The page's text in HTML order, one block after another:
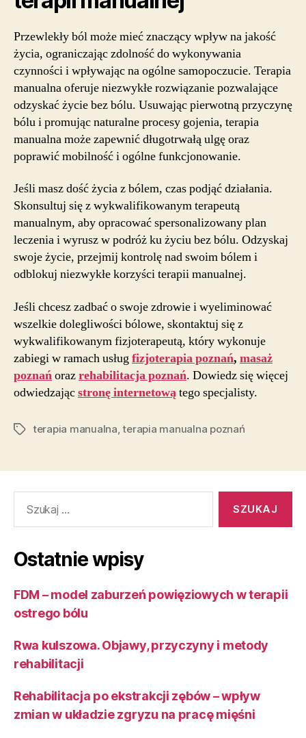
Przewlekły ból może mieć znaczący wpływ na jakość
życia, ograniczając zdolność do wykonywania
czynności i wpływając na ogólne samopoczucie. Terapia
manualna oferuje niezwykłe rozwiązanie pozwalające
odzyskać życie bez bólu. Usuwając pierwotną przyczynę
bólu i promując naturalne procesy gojenia, terapia
manualna może zapewnić długotrwałą ulgę oraz
poprawić mobilność i ogólne funkcjonowanie.
Jeśli masz dość życia z bólem, czas podjąć działania.
Skonsultuj się z wykwalifikowanym terapeutą
manualnym, aby opracować spersonalizowany plan
leczenia i wyrusz w podróż ku życiu bez bólu. Odzyskaj
swoje życie, przejmij kontrolę nad swoim bólem i
odblokuj niezwykłe korzyści terapii manualnej.
Jeśli chcesz zadbać o swoje zdrowie i wyeliminować
wszelkie dolegliwości bólowe, skontaktuj się z
wykwalifikowanym fizjoterapeutą, który wykonuje
zabiegi w ramach usługfizjoterapia poznań, masaż
poznańorazrehabilitacja poznań. Dowiedz się więcej
odwiedzającstronę internetowątego specjalisty.
Tagiterapia manualna,terapia manualna poznań
Ostatnie wpisy
FDM – model zaburzeń powięziowych w terapii
ostrego bólu
Rwa kulszowa. Objawy, przyczyny i metody
rehabilitacji
Rehabilitacja po ekstrakcji zębów – wpływ
zmian w układzie zgryzu na pracę mięśni